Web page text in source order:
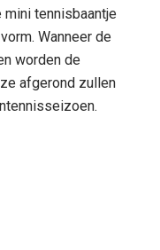
tennisbaantje
Wanneer de
worden de
afgerond zullen